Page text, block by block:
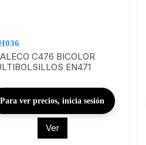
C476 BICOLOR
EN471
Para ver precios, inicia sesión
Ver